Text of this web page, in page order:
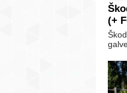
(+